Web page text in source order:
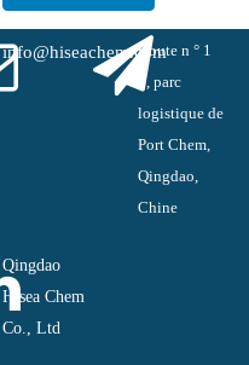
info@hiseachem.comRoute n ° 1
#, parc
logistique de
Port Chem,
Qingdao,
Chine
Qingdao
Hisea Chem
Co., Ltd